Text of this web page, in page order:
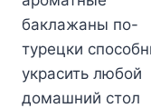
записям
баклажаны по-
турецки
украсить любой
домашний стол